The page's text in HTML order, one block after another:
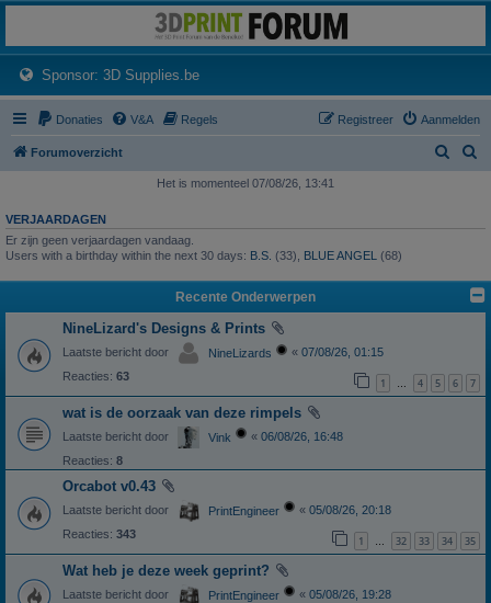
Het 3D print forum van de Benelux na de sluiting van 3dprintforum.nl
Sponsor: 3D Supplies.be(Opens a new tab)
Donaties V&A Regels Aanmelden
Registreer
Forumoverzicht
k
k
Het is momenteel 07/08/26, 13:41
VERJAARDAGEN
Er zijn geen verjaardagen vandaag.
Users with a birthday within the next 30 days: B.S. (33), BLUE ANGEL (68)
Recente Onderwerpen
NineLizard's Designs & Prints
Laatste bericht door NineLizards « 07/08/26, 01:15
Reacties: 63 1 … 4 5 6 7
wat is de oorzaak van deze rimpels
Laatste bericht door Vink « 06/08/26, 16:48
Reacties: 8
Orcabot v0.43
Laatste bericht door PrintEngineer « 05/08/26, 20:18
Reacties: 343 1 … 32 33 34 35
Wat heb je deze week geprint?
Laatste bericht door PrintEngineer « 05/08/26, 19:28